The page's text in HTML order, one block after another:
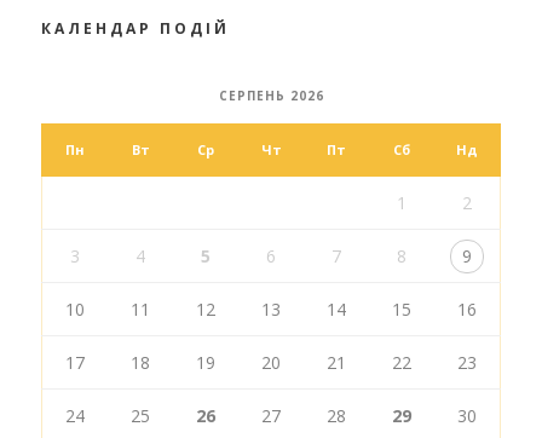
КАЛЕНДАР ПОДІЙ
СЕРПЕНЬ 2026
Пн Вт Ср Чт Пт Сб Нд
1 2
3 4 5 6 7 8 9
10 11 12 13 14 15 16
17 18 19 20 21 22 23
24 25 26 27 28 29 30